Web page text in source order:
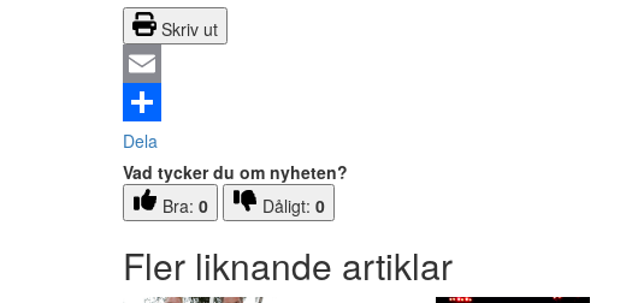
Skriv ut
Email
Dela
Vad tycker du om nyheten?
Bra: 0 Dåligt: 0
Fler liknande artiklar